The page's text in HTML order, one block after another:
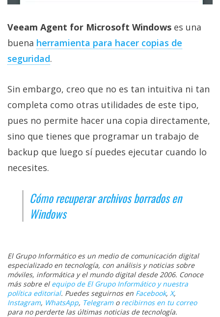
Veeam Agent for Microsoft Windows es una
buena herramienta para hacer copias de
seguridad‎.
Sin embargo, creo que no es tan intuitiva ni tan
completa como otras utilidades de este tipo,
pues no permite hacer una copia directamente,
sino que tienes que programar un trabajo de
backup que luego sí puedes ejecutar cuando lo
necesites.
Cómo recuperar archivos borrados en
Windows
El Grupo Informático es un medio de comunicación digital
especializado en tecnología, con análisis y noticias sobre
móviles, informática y el mundo digital desde 2006. Conoce
más sobre el equipo de El Grupo Informático y nuestra
política editorial. Puedes seguirnos en Facebook, X,
Instagram, WhatsApp, Telegramo recibirnos en tu correo
para no perderte las últimas noticias de tecnología.